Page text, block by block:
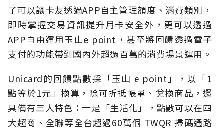
了可以讓卡友透過APP自主管理額度、消費類別，
即時掌握交易資訊提升用卡安全外，更可以透過
APP自由運用玉山e point，甚至將回饋透過電子
支付的功能帶到國內外超過百萬的消費場景運用。
Unicard的回饋點數採「玉山 e point」，以「1
點等於1元」換算，除可折抵帳單、兌換商品，還
具備有三大特色：一是「生活化」，點數可以在四
大超商、全聯等全台超過60萬個 TWQR 掃碼通路